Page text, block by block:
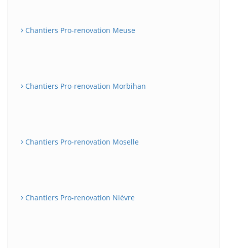
Chantiers Pro-renovation Meuse
Chantiers Pro-renovation Morbihan
Chantiers Pro-renovation Moselle
Chantiers Pro-renovation Nièvre